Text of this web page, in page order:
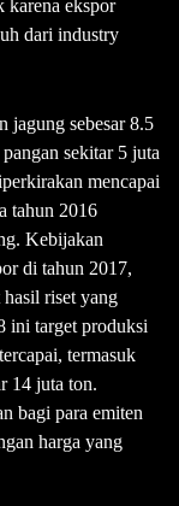
karena ekspor
dari industry
jagung sebesar 8.5
sekitar 5 juta
mencapai
tahun 2016
Kebijakan
di tahun 2017,
riset yang
ini target produksi
termasuk
14 juta ton.
bagi para emiten
harga yang